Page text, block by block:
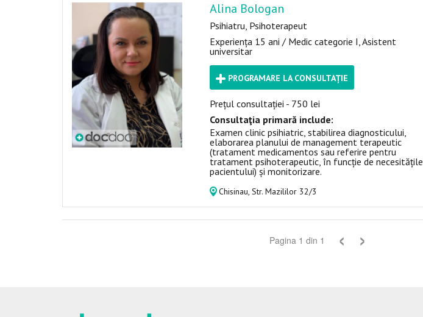
Alina Bologan
Psihiatru, Psihoterapeut
Experiența 15 ani / Medic categorie I, Asistent
universitar
PROGRAMARE LA CONSULTAȚIE
Prețul consultației - 750 lei
Consultaţia primară include:
Examen clinic psihiatric, stabilirea diagnosticului,
elaborarea planului de management terapeutic
(tratament medicamentos sau referire pentru
tratament psihoterapeutic, în funcție de necesitățile
pacientului) și monitorizare.
Chisinau, Str. Mazililor 32/3
Pagina 1 din 1 ‹ ›